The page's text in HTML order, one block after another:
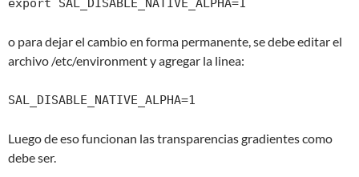
export SAL_DISABLE_NATIVE_ALPHA=1
o para dejar el cambio en forma permanente, se debe editar el
archivo /etc/environment y agregar la linea:
SAL_DISABLE_NATIVE_ALPHA=1
Luego de eso funcionan las transparencias gradientes como
debe ser.